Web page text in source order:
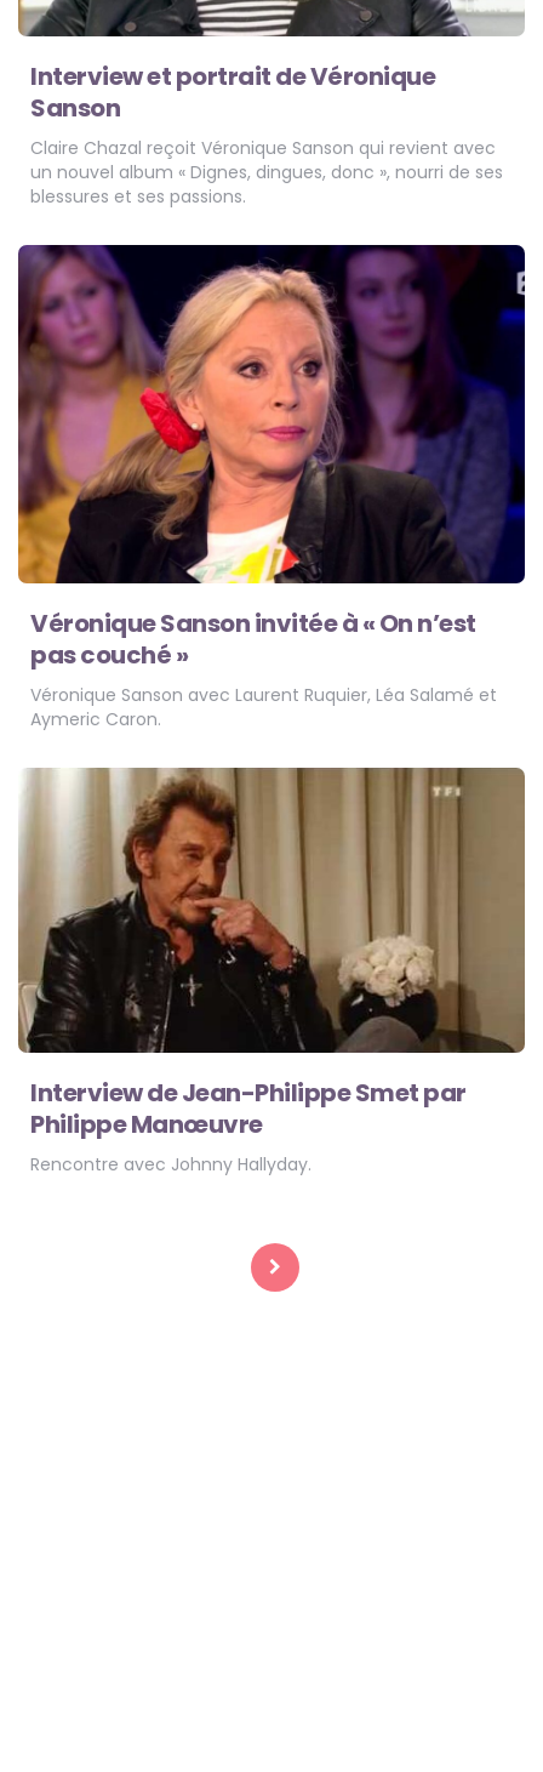
Interview et portrait de Véronique
Sanson
Claire Chazal reçoit Véronique Sanson qui revient avec
un nouvel album « Dignes, dingues, donc », nourri de ses
blessures et ses passions.
Véronique Sanson invitée à « On n’est
pas couché »
Véronique Sanson avec Laurent Ruquier, Léa Salamé et
Aymeric Caron.
Interview de Jean-Philippe Smet par
Philippe Manœuvre
Rencontre avec Johnny Hallyday.